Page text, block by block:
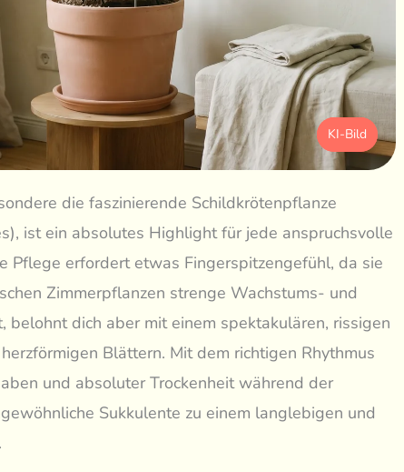
KI-Bild
die faszinierende Schildkrötenpflanze
ist ein absolutes Highlight für jede anspruchsvolle
Pflege erfordert etwas Fingerspitzengefühl, da sie
Zimmerpflanzen strenge Wachstums- und
belohnt dich aber mit einem spektakulären, rissigen
Blättern. Mit dem richtigen Rhythmus
und absoluter Trockenheit während der
Sukkulente zu einem langlebigen und